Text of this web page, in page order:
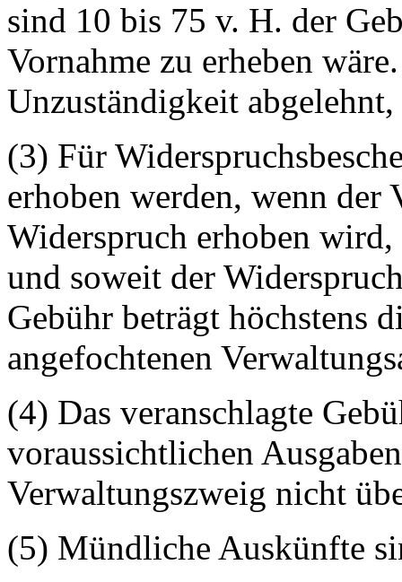
sind 10 bis 75 v. H. der
Vornahme zu erheben
Unzuständigkeit
(3) Für
erhoben werden, wenn der
Widerspruch erhoben
und soweit der
Gebühr beträgt höchstens
angefochtenen
(4) Das veranschlagte
voraussichtlichen
Verwaltungszweig nicht
(5) Mündliche Auskünfte